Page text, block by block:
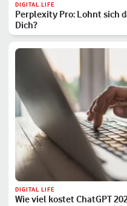
DIGITAL LIFE
Perplexity Pro: Lohnt sich
Dich?
DIGITAL LIFE
Wie viel kostet ChatGPT